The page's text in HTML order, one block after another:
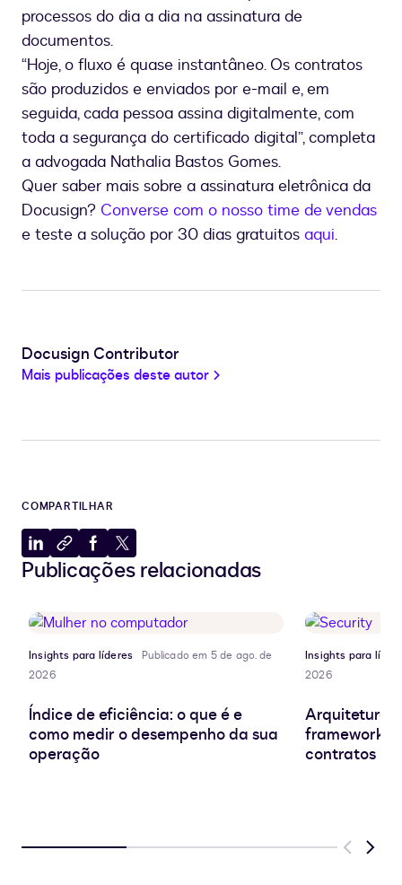
processos do dia a dia na assinatura de
documentos.
“Hoje, o fluxo é quase instantâneo. Os contratos
são produzidos e enviados por e-mail e, em
seguida, cada pessoa assina digitalmente, com
toda a segurança do certificado digital”, completa
a advogada Nathalia Bastos Gomes.
Quer saber mais sobre a assinatura eletrônica da
Docusign? Converse com o nosso time de vendas
e teste a solução por 30 dias gratuitos aqui.
Docusign Contributor
Mais publicações deste autor
COMPARTILHAR
Compartilhar
no
Copiar
para
de
transferência
Compartilhar
no
Compartilhar
no
Publicações relacionadas
Insights para líderes
Publicado em 5 de ago. de
2026
Índice de eficiência: o que é e
como medir o desempenho da sua
operação
Insights para
2026
Arquitetura
frameworks
contratos
Previous
Next